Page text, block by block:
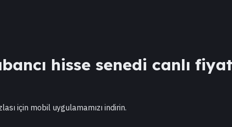
hisse senedi canlı
için mobil uygulamamızı indirin.